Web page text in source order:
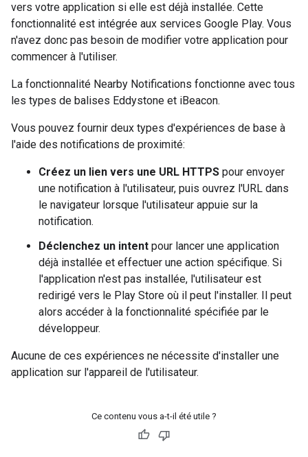
vers votre application si elle est déjà installée. Cette
fonctionnalité est intégrée aux services Google Play. Vous
n'avez donc pas besoin de modifier votre application pour
commencer à l'utiliser.
La fonctionnalité Nearby Notifications fonctionne avec tous
les types de balises Eddystone et iBeacon.
Vous pouvez fournir deux types d'expériences de base à
l'aide des notifications de proximité:
Créez un lien vers une URL HTTPS pour envoyer
une notification à l'utilisateur, puis ouvrez l'URL dans
le navigateur lorsque l'utilisateur appuie sur la
notification.
Déclenchez un intent pour lancer une application
déjà installée et effectuer une action spécifique. Si
l'application n'est pas installée, l'utilisateur est
redirigé vers le Play Store où il peut l'installer. Il peut
alors accéder à la fonctionnalité spécifiée par le
développeur.
Aucune de ces expériences ne nécessite d'installer une
application sur l'appareil de l'utilisateur.
Ce contenu vous a-t-il été utile ?